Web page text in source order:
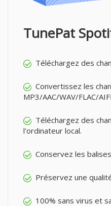
TunePat
Téléchargez des
Convertissez les
MP3/AAC/WAV/FLAC/
Téléchargez des
l'ordinateur local.
Conservez les
Préservez une
100% sans virus et